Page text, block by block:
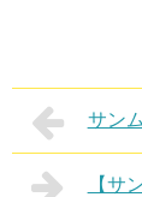
サン
【サ